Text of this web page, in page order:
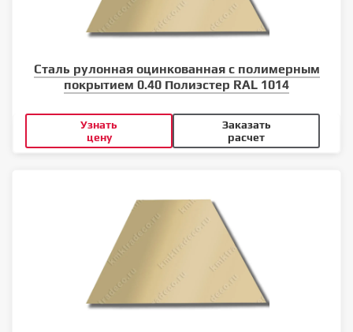
Сталь рулонная оцинкованная с полимерным
покрытием 0.40 Полиэстер RAL 1014
Узнать
цену
Заказать
расчет